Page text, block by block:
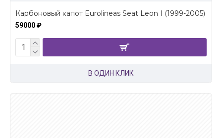
Карбоновый капот Eurolineas Seat Leon I (1999-2005)
59000 ₽
В ОДИН КЛИК